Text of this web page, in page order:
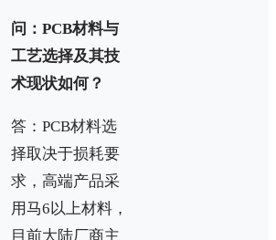
问：PCB材料与
工艺选择及其技
术现状如何？
答：PCB材料选
择取决于损耗要
求，高端产品采
用马6以上材料，
目前大陆厂商主